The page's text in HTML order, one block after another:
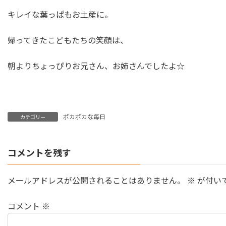
キレイな葉っぱもお土産に。
帰ってきたこどもたちの笑顔は、
朝よりちょっぴりお兄さん、お姉さんでしたよ☆
カテゴリー ポカポカな毎日
コメントを残す
メールアドレスが公開されることはありません。 ※ が付い
コメント ※